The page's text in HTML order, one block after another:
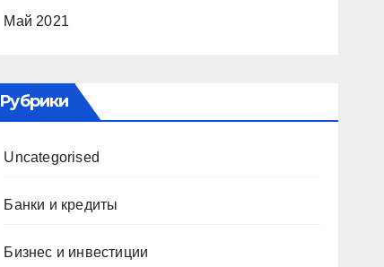
Май 2021
Рубрики
Uncategorised
Банки и кредиты
Бизнес и инвестиции